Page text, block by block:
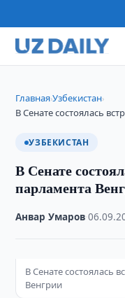
Главная›Узбекистан›
В Сенате состоялась
УЗБЕКИСТАН
В Сенате
парламента
Анвар Умаров ·
В Сенате состоялась
Венгрии